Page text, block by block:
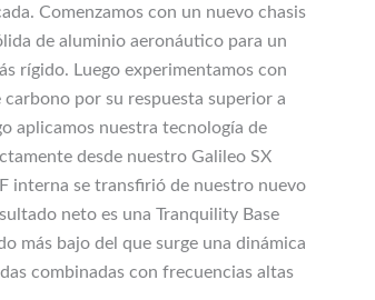
Comenzamos con un nuevo chasis
de aluminio aeronáutico para un
rígido. Luego experimentamos con
por su respuesta superior a
aplicamos nuestra tecnología de
desde nuestro Galileo SX
interna se transfirió de nuestro nuevo
neto es una Tranquility Base
más bajo del que surge una dinámica
combinadas con frecuencias altas